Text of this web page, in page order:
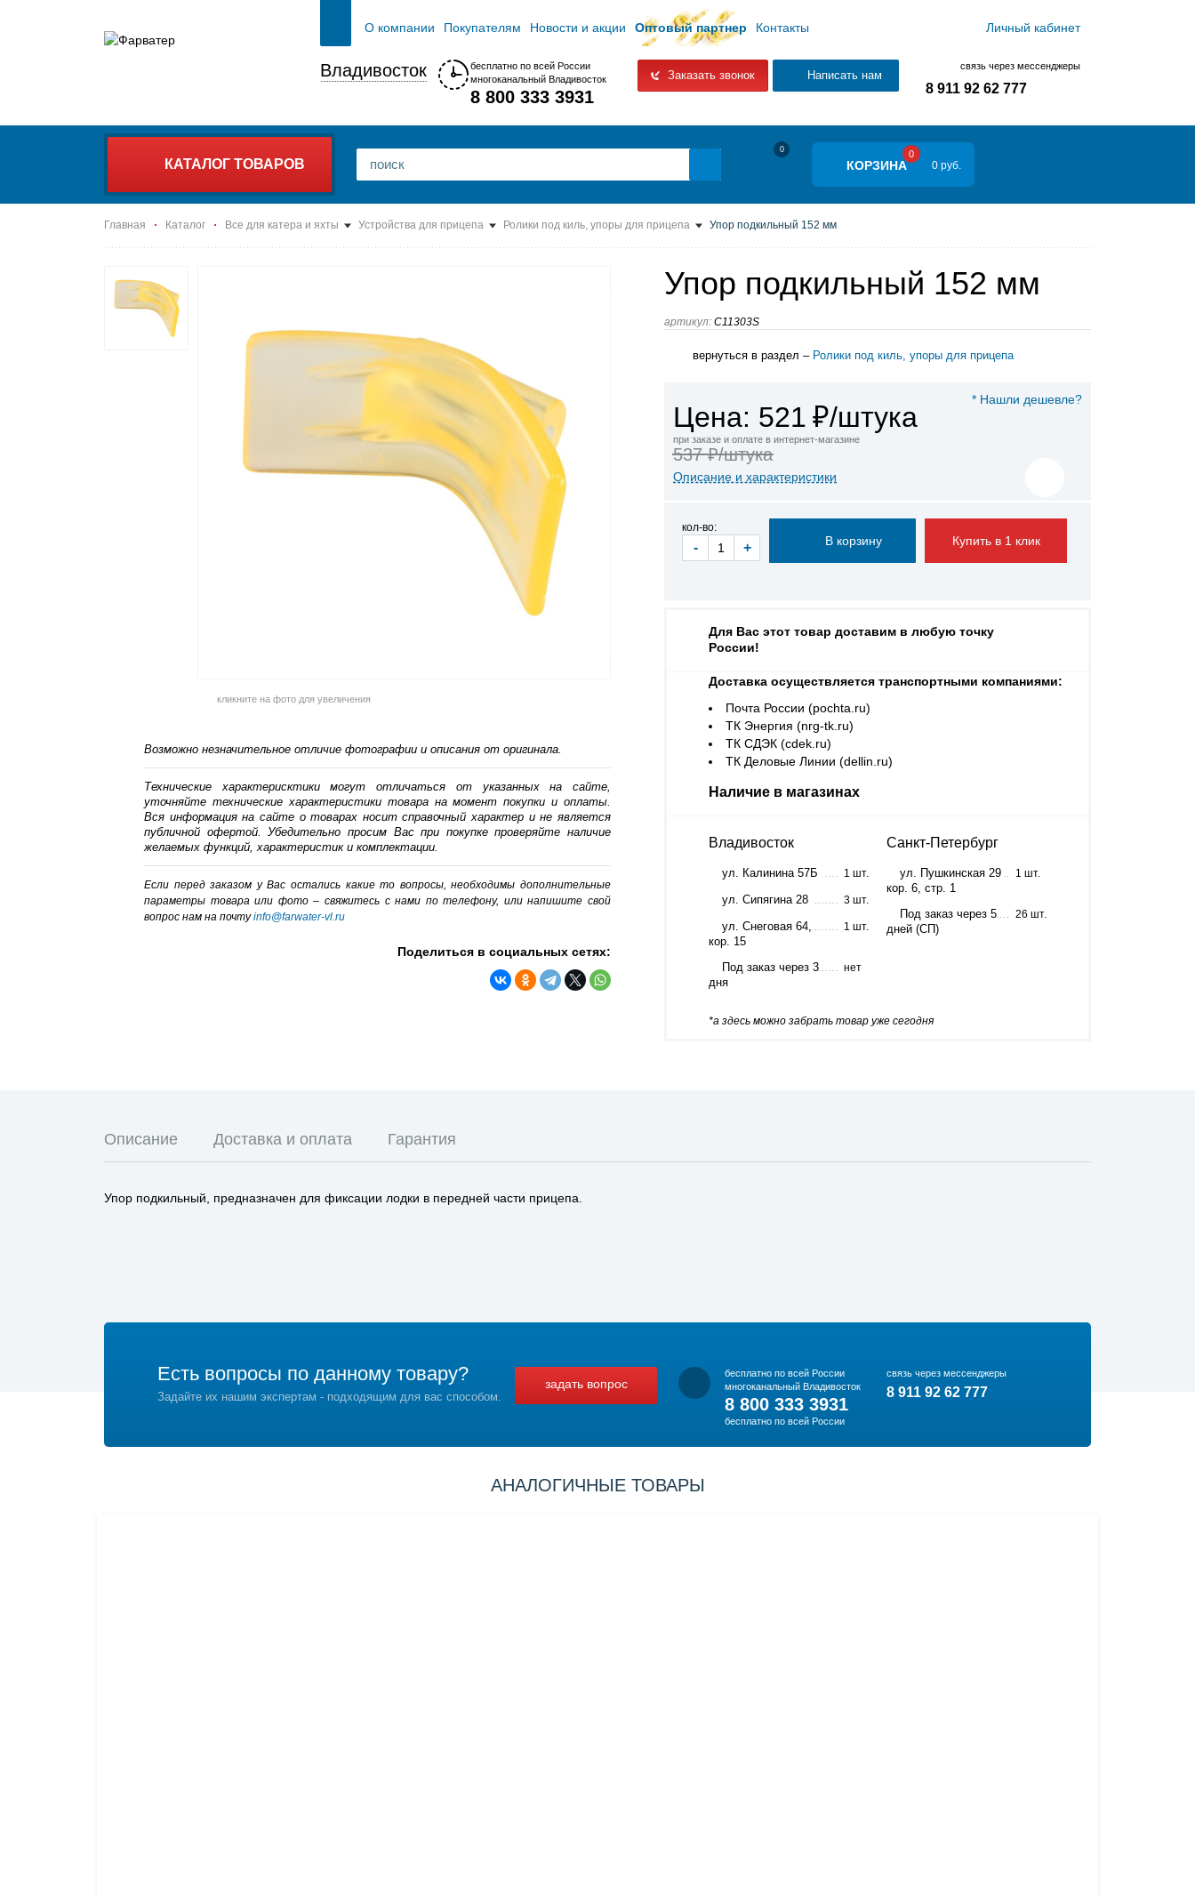
О компании Покупателям Новости и акции Оптовый партнер Контакты Личный кабинет
Владивосток
бесплатно по всей России
многоканальный Владивосток
8 800 333 3931
Заказать звонок Написать нам
связь через мессенджеры
8 911 92 62 777
КАТАЛОГ ТОВАРОВ
0
КОРЗИНА
0
0 руб.
Главная Каталог Все для катера и яхты Устройства для прицепа Ролики под киль, упоры для прицепа Упор подкильный 152 мм
Упор подкильный 152 мм
артикул: C11303S
вернуться в раздел – Ролики под киль, упоры для прицепа
кликните на фото для увеличения
Возможно незначительное отличие фотографии и описания от оригинала.
Технические характерисктики могут отличаться от указанных на сайте,
уточняйте технические характеристики товара на момент покупки и оплаты.
Вся информация на сайте о товарах носит справочный характер и не является
публичной офертой. Убедительно просим Вас при покупке проверяйте наличие
желаемых функций, характеристик и комплектации.
Если перед заказом у Вас остались какие то вопросы, необходимы дополнительные
параметры товара или фото – cвяжитесь с нами по телефону, или напишите свой
вопрос нам на почтуinfo@farwater-vl.ru
Поделиться в социальных сетях:
* Нашли дешевле?
Цена: 521 ₽/штука
при заказе и оплате в интернет-магазине
537 ₽/штука
Описание и характеристики
кол-во:
- + Купить в 1 клик
Для Вас этот товар доставим в любую точку
России!
Доставка осуществляется транспортными компаниями:
Почта России (pochta.ru)
ТК Энергия (nrg-tk.ru)
ТК СДЭК (cdek.ru)
ТК Деловые Линии (dellin.ru)
Наличие в магазинах
Владивосток
ул. Калинина 57Б 1 шт.
ул. Сипягина 28 3 шт.
ул. Снеговая 64,
кор. 15
1 шт.
Под заказ через 3
дня
нет
Санкт-Петербург
ул. Пушкинская 29
кор. 6, стр. 1
1 шт.
Под заказ через 5
дней (СП)
26 шт.
*а здесь можно забрать товар уже сегодня
Описание Доставка и оплата Гарантия
Упор подкильный, предназначен для фиксации лодки в передней части прицепа.
Есть вопросы по данному товару?
Задайте их нашим экспертам - подходящим для вас способом.
задать вопрос
бесплатно по всей России
многоканальный Владивосток
8 800 333 3931
бесплатно по всей России
связь через мессенджеры
8 911 92 62 777
АНАЛОГИЧНЫЕ ТОВАРЫ